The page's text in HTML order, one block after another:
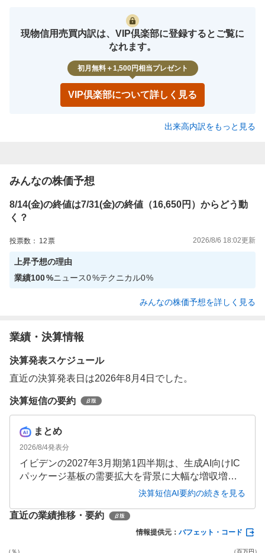
現物信用売買内訳は、VIP倶楽部に登録するとご覧に
なれます。
初月無料＋1,500円相当プレゼント
VIP倶楽部について詳しく見る
出来高内訳をもっと見る
みんなの株価予想
8/14(金)の終値は7/31(金)の終値（16,650円）からどう動
く？
投票数： 12票 2026/8/6 18:02更新
上昇予想の理由
業績100%ニュース0%テクニカル0%
みんなの株価予想を詳しく見る
業績・決算情報
決算発表スケジュール
直近の決算発表日は2026年8月4日でした。
決算短信の要約
まとめ
2026/8/4発表分
イビデンの2027年3月期第1四半期は、生成AI向けIC
パッケージ基板の需要拡大を背景に大幅な増収増益
を達成しました。売上高は前年同期比26.4%増の1,23
0.8%増の179億円を記録。通期予想も営業利益104.
7%増と強気な見通しが示されています。
決算短信AI要約の続きを見る
直近の業績推移・要約
情報提供元： バフェット・コード